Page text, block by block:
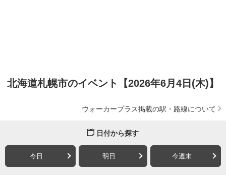
北海道札幌市のイベント【2026年6月4日(木)】
ウォーカープラス掲載の駅・路線について
日付から探す
今日 明日 今週末